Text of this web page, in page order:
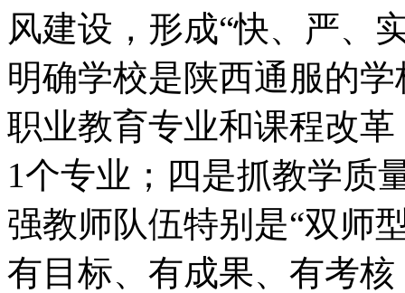
风建设，形成“快、严、
明确学校是陕西通服的
职业教育专业和课程改
1个专业；四是抓教学质
强教师队伍特别是“双师
有目标、有成果、有考